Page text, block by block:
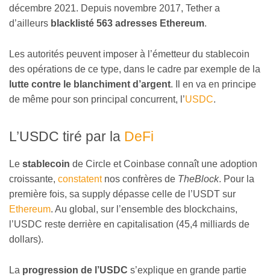
décembre 2021. Depuis novembre 2017, Tether a
d’ailleurs blacklisté 563 adresses Ethereum.
Les autorités peuvent imposer à l’émetteur du stablecoin
des opérations de ce type, dans le cadre par exemple de la
lutte contre le blanchiment d’argent. Il en va en principe
de même pour son principal concurrent, l’USDC.
L’USDC tiré par la DeFi
Le stablecoin de Circle et Coinbase connaît une adoption
croissante, constatentnos confrères de TheBlock. Pour la
première fois, sa supply dépasse celle de l’USDT sur
Ethereum. Au global, sur l’ensemble des blockchains,
l’USDC reste derrière en capitalisation (45,4 milliards de
dollars).
La progression de l’USDC s’explique en grande partie